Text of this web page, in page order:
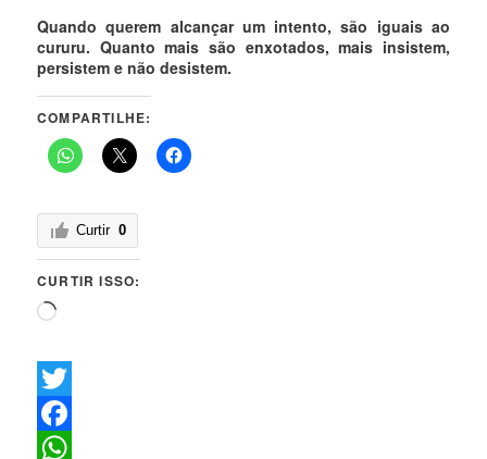
Quando querem alcançar um intento, são iguais ao
cururu. Quanto mais são enxotados, mais insistem,
persistem e não desistem.
COMPARTILHE:
Curtir 0
CURTIR ISSO:
Carregando...
Twitter
Facebook